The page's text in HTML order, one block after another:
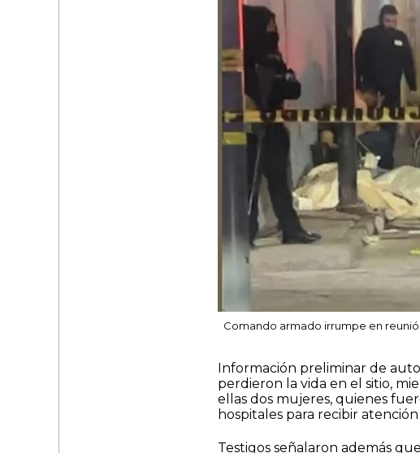
Comando armado irrumpe en
Información preliminar de
perdieron la vida en el sitio,
ellas dos mujeres, quienes
hospitales para recibir
Testigos señalaron además